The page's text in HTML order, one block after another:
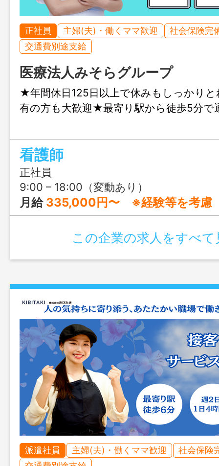
正社員 主婦(夫)・働くママ歓迎
社会保険完
交通費別途支給
医療法人みそらグループ
★年間休日125日以上で休みもしっかり
有の方も大歓迎★最寄り駅から徒歩5分
看護師
正社員
9:00 – 18:00（変動あり）
月給 335,000円〜 ※経験等を考慮
この企業の求人をすべて
派遣社員 主婦(夫)・働くママ歓迎
社会保険